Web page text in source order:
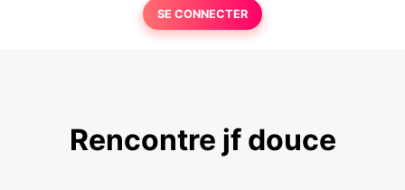
SE CONNECTER
Rencontre jf douce